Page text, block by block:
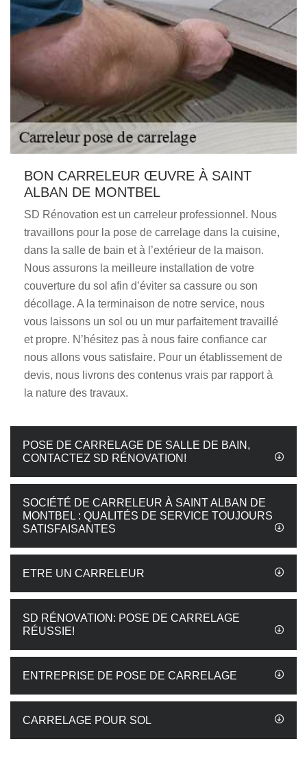
BON CARRELEUR ŒUVRE À SAINT
ALBAN DE MONTBEL
SD Rénovation est un carreleur professionnel. Nous
travaillons pour la pose de carrelage dans la cuisine,
dans la salle de bain et à l’extérieur de la maison.
Nous assurons la meilleure installation de votre
couverture du sol afin d’éviter sa cassure ou son
décollage. A la terminaison de notre service, nous
vous laissons un sol ou un mur parfaitement travaillé
et propre. N’hésitez pas à nous faire confiance car
nous allons vous satisfaire. Pour un établissement de
devis, nous livrons des contenus vrais par rapport à
la nature des travaux.
POSE DE CARRELAGE DE SALLE DE BAIN,
CONTACTEZ SD RÉNOVATION!
SOCIÉTÉ DE CARRELEUR À SAINT ALBAN DE
MONTBEL : QUALITÉS DE SERVICE TOUJOURS
SATISFAISANTES
ETRE UN CARRELEUR
SD RÉNOVATION: POSE DE CARRELAGE
RÉUSSIE!
ENTREPRISE DE POSE DE CARRELAGE
CARRELAGE POUR SOL